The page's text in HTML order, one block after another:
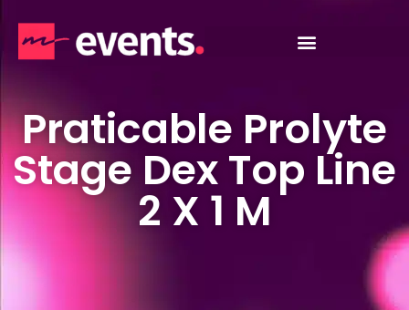
Praticable Prolyte
Stage Dex Top Line
2 X 1 M